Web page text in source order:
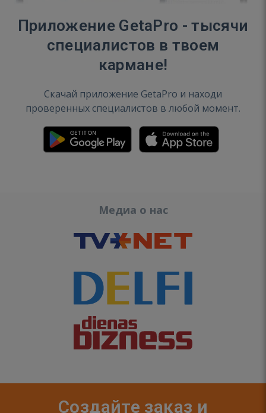
Приложение GetaPro - тысячи
специалистов в твоем
кармане!
Скачай приложение GetaPro и находи
проверенных специалистов в любой момент.
Медиа о нас
Создайте заказ и